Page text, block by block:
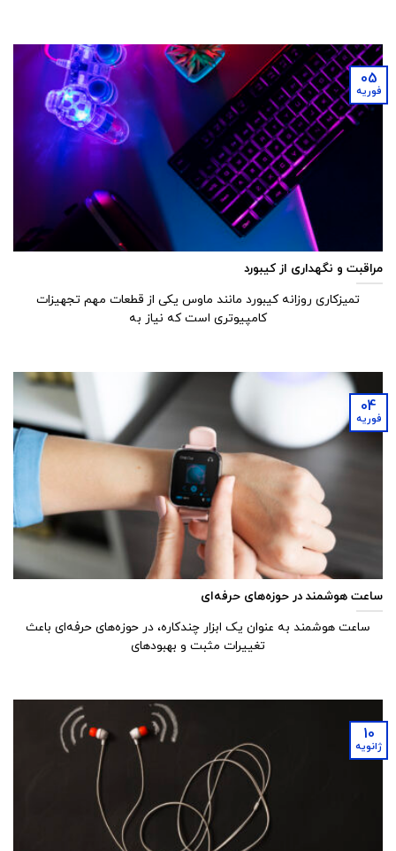
مراقبت و نگهداری از کیبورد
تمیزکاری روزانه کیبورد مانند ماوس یکی از قطعات مهم تجهیزات
کامپیوتری است که نیاز به
05
فوریه
ساعت هوشمند در حوزه‌های حرفه‌ای
ساعت هوشمند به عنوان یک ابزار چندکاره، در حوزه‌های حرفه‌ای باعث
تغییرات مثبت و بهبود‌های
04
فوریه
10
ژانویه